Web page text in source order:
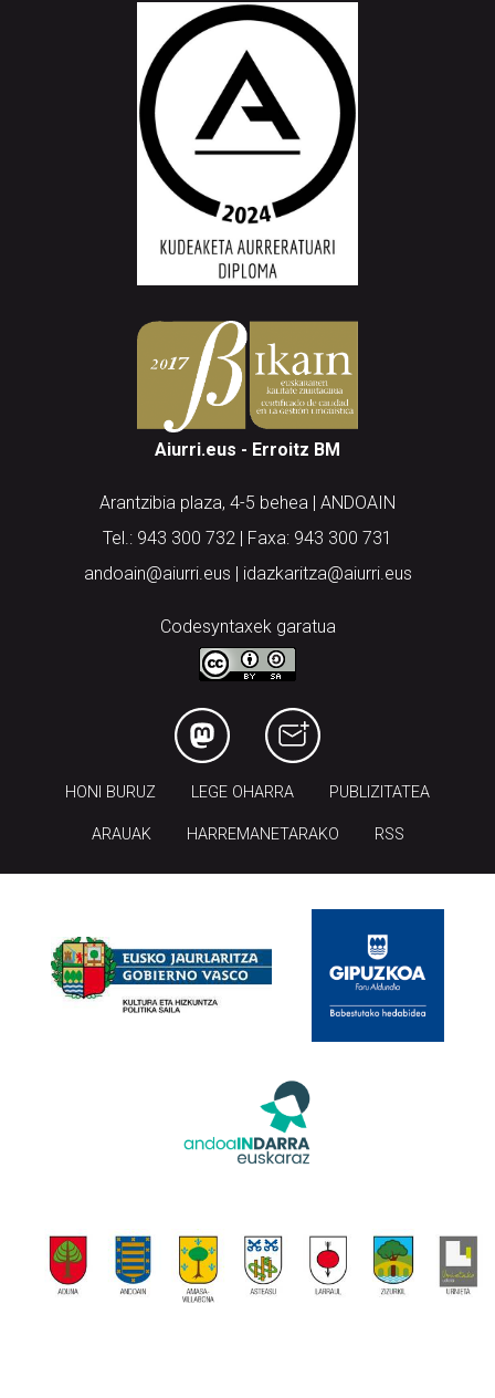
Aiurri.eus - Erroitz BM
Arantzibia plaza, 4-5 behea | ANDOAIN
Tel.: 943 300 732 | Faxa: 943 300 731
andoain@aiurri.eus | idazkaritza@aiurri.eus
Codesyntaxek garatua
HONI BURUZ LEGE OHARRA PUBLIZITATEA
ARAUAK HARREMANETARAKO RSS